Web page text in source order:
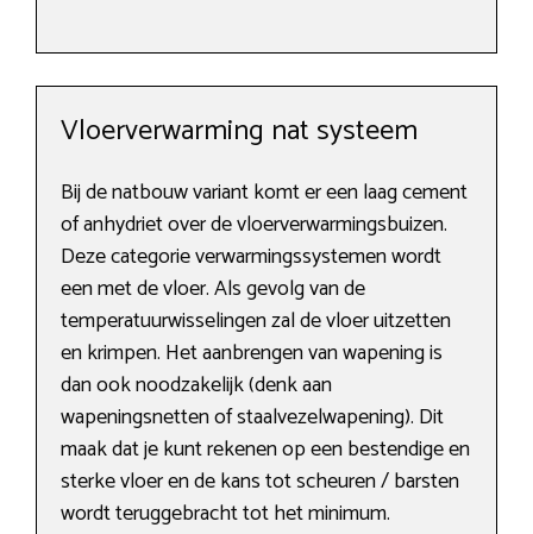
Vloerverwarming nat systeem
Bij de natbouw variant komt er een laag cement
of anhydriet over de vloerverwarmingsbuizen.
Deze categorie verwarmingssystemen wordt
een met de vloer. Als gevolg van de
temperatuurwisselingen zal de vloer uitzetten
en krimpen. Het aanbrengen van wapening is
dan ook noodzakelijk (denk aan
wapeningsnetten of staalvezelwapening). Dit
maak dat je kunt rekenen op een bestendige en
sterke vloer en de kans tot scheuren / barsten
wordt teruggebracht tot het minimum.